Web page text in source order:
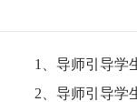
1、导师引导学
2、导师引导学